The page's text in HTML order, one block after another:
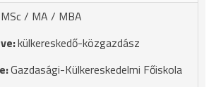
MSc / MA / MBA
külkereskedő-közgazdász
Gazdasági-Külkereskedelmi Főiskola